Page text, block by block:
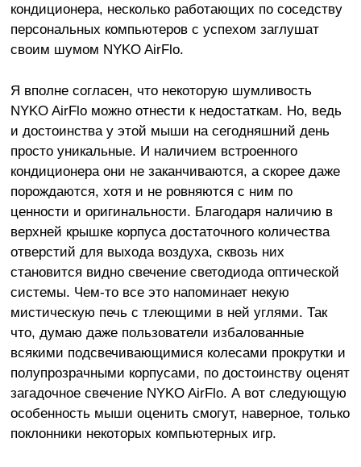
кондиционера, несколько работающих по соседству
персональных компьютеров с успехом заглушат
своим шумом NYKO AirFlo.
Я вполне согласен, что некоторую шумливость
NYKO AirFlo можно отнести к недостаткам. Но, ведь
и достоинства у этой мыши на сегодняшний день
просто уникальные. И наличием встроенного
кондиционера они не заканчиваются, а скорее даже
порождаются, хотя и не ровняются с ним по
ценности и оригинальности. Благодаря наличию в
верхней крышке корпуса достаточного количества
отверстий для выхода воздуха, сквозь них
становится видно свечение светодиода оптической
системы. Чем-то все это напоминает некую
мистическую печь с тлеющими в ней углями. Так
что, думаю даже пользователи избалованные
всякими подсвечивающимися колесами прокрутки и
полупрозрачными корпусами, по достоинству оценят
загадочное свечение NYKO AirFlo. А вот следующую
особенность мыши оценить смогут, наверное, только
поклонники некоторых компьютерных игр.